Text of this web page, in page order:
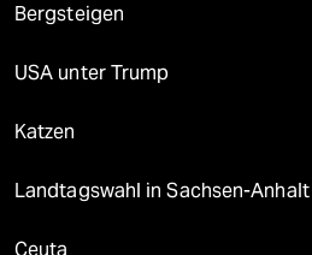
Bergsteigen
USA unter Trump
Katzen
Landtagswahl in Sachsen-Anhalt
Ceuta